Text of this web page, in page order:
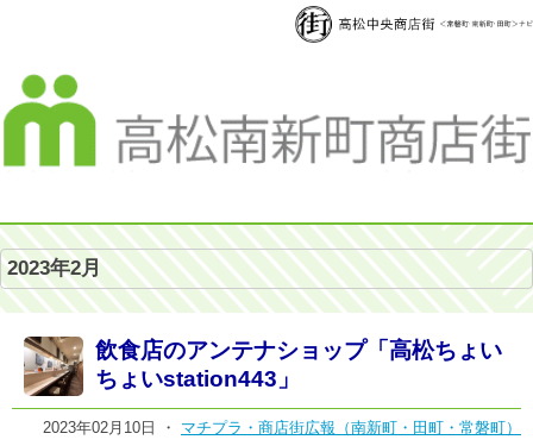
2023年2月
飲食店のアンテナショップ「高松ちょい
ちょいstation443」
2023年02月10日 ・ マチプラ・商店街広報（南新町・田町・常磐町）